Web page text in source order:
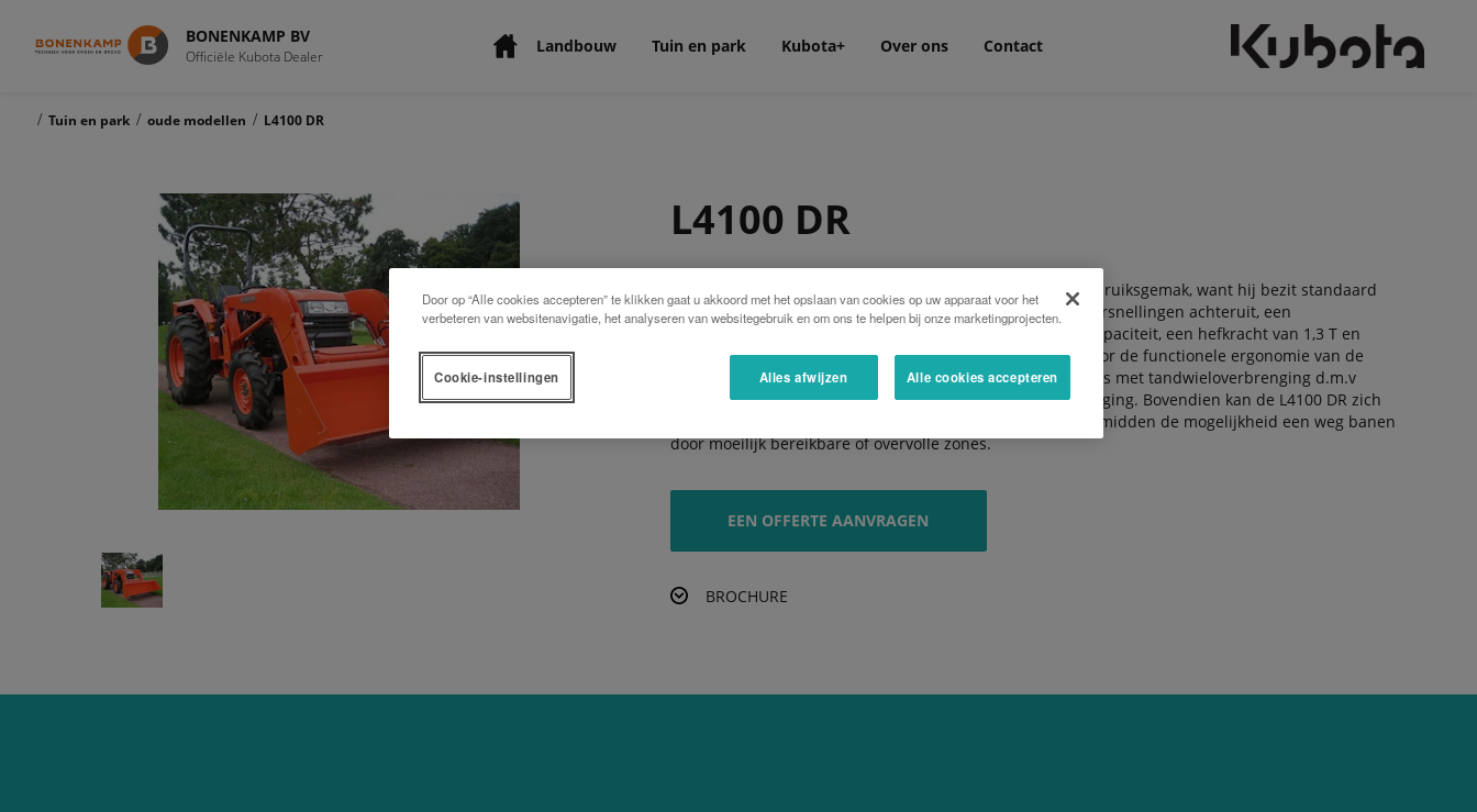
BONENKAMP BV
Officiële Kubota Dealer Landbouw Tuin en park Kubota+ Over ons Contact
/ Tuin en park / oude modellen / L4100 DR
L4100 DR
Zijn complete uitrusting combineert productiviteit met gebruiksgemak, want hij bezit standaard
een robuuste transmissie met 8 versnellingen vooruit/4 versnellingen achteruit, een
onafhankelijke hydraulische PTO, plus een hydraulische capaciteit, een hefkracht van 1,3 T en
positieregeling. Uw gebruiksgemak wordt nog versterkt door de functionele ergonomie van de
tractor en zijn uitstekende hanteerbaarheid met zijn vooras met tandwieloverbrenging d.m.v
conische tandwielen en zijn hydrostatische stuurbekrachtiging. Bovendien kan de L4100 DR zich
dankzij de naar voren te klappen veiligheidsbeugel in het midden de mogelijkheid een weg banen
door moeilijk bereikbare of overvolle zones.
EEN OFFERTE AANVRAGEN
BROCHURE
Door op “Alle cookies accepteren” te klikken gaat u akkoord met het opslaan van cookies op uw apparaat voor het
verbeteren van websitenavigatie, het analyseren van websitegebruik en om ons te helpen bij onze marketingprojecten.
Alles afwijzen Alle cookies accepteren
Cookie-instellingen